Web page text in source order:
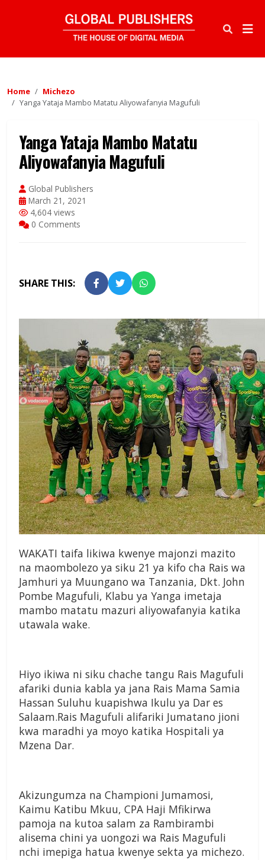
Home
Michezo
Yanga Yataja Mambo Matatu Aliyowafanyia Magufuli
Yanga Yataja Mambo Matatu
Aliyowafanyia Magufuli
Global Publishers
March 21, 2021
4,604 views
0 Comments
SHARE THIS:
WAKATI taifa likiwa kwenye majonzi mazito
na maombolezo ya siku 21 ya kifo cha Rais wa
Jamhuri ya Muungano wa Tanzania, Dkt. John
Pombe Magufuli, Klabu ya Yanga imetaja
mambo matatu mazuri aliyowafanyia katika
utawala wake.
Hiyo ikiwa ni siku chache tangu Rais Magufuli
afariki dunia kabla ya jana Rais Mama Samia
Hassan Suluhu kuapishwa Ikulu ya Dar es
Salaam.Rais Magufuli alifariki Jumatano jioni
kwa maradhi ya moyo katika Hospitali ya
Mzena Dar.
Akizungumza na Championi Jumamosi,
Kaimu Katibu Mkuu, CPA Haji Mfikirwa
pamoja na kutoa salam za Rambirambi
alisema chini ya uongozi wa Rais Magufuli
nchi imepiga hatua kwenye sekta ya michezo.